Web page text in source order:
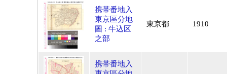
携帯番地入
東京區分地
圖 : 牛込区
之部
東京都 1910
携帯番地入